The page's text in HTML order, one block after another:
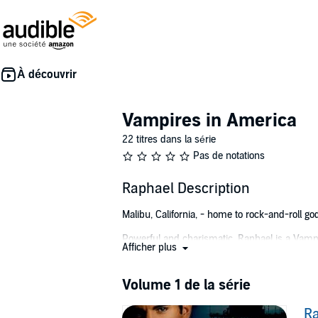
Vampires in America
22 titres dans la série
Pas de notations
Raphael Description
Malibu, California, - home to rock-and-roll
Powerful and charismatic, Raphael is a
Master and have pledged absolute loyalty
Cynthia Leighton is smart, tough, and sexy
When Raphael asks for her help in tracking
Afficher plus
Volume 1 de la série